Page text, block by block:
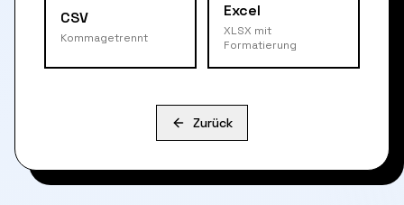
CSV
Kommagetrennt
Excel
XLSX mit
Formatierung
Zurück